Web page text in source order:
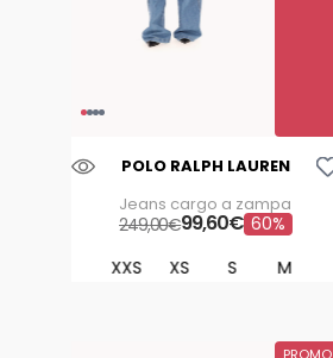
POLO RALPH LAUREN
Jeans cargo a zampa
249,00€99,60€ 60%
XXS
XS S M